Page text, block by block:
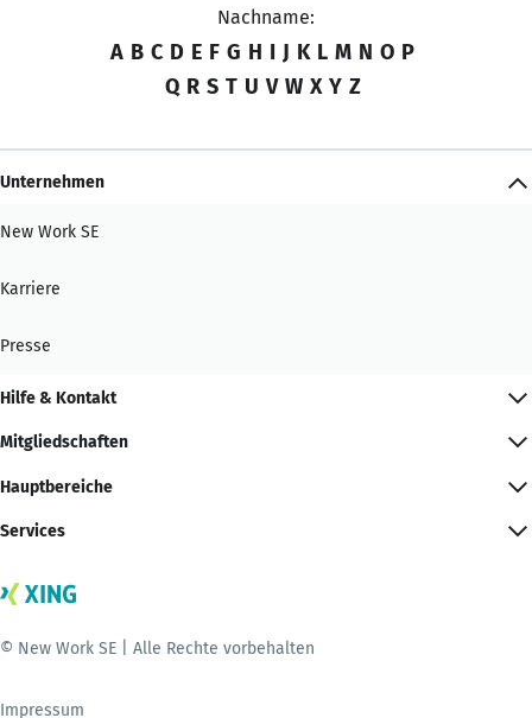
Nachname:
A B C D E F G H I J K L M N O P
Q R S T U V W X Y Z
Unternehmen
New Work SE
Karriere
Presse
Hilfe & Kontakt
Mitgliedschaften
Hauptbereiche
Services
© New Work SE | Alle Rechte vorbehalten
Impressum